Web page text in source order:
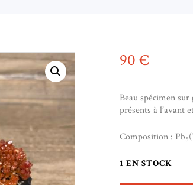
90 €
Beau spécimen
présents à l’avant
Composition : Pb5
1 EN STOCK